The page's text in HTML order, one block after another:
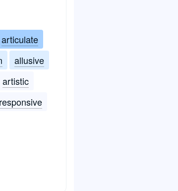
articulate
allusive
artistic
responsive